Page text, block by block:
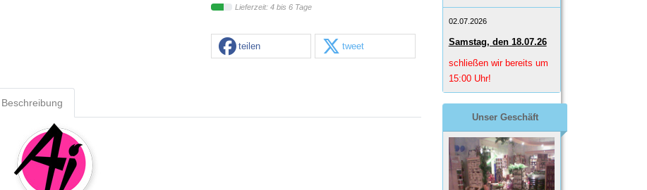
Lieferzeit: 4 bis 6 Tage
teilen tweet
Beschreibung
02.07.2026
Samstag, den 18.07.26
schließen wir bereits um
15:00 Uhr!
Unser Geschäft